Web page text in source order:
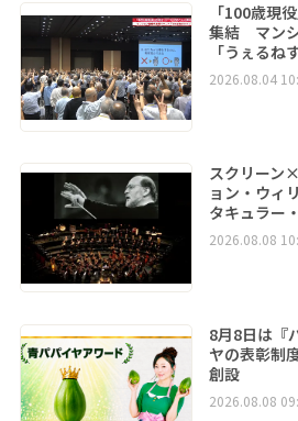
「100歳現
集結 マン
「うぇるね
2026.08.04
スクリーン
ョン・ウィ
タキュラー
2026.08.08
8月8日は『
ヤの表彰制
創設
2026.08.08